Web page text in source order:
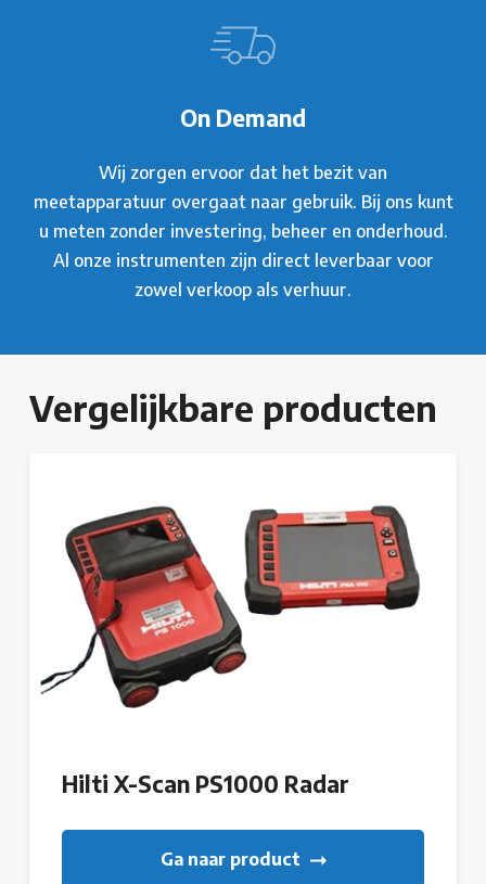
On Demand
Wij zorgen ervoor dat het bezit van
meetapparatuur overgaat naar gebruik. Bij ons kunt
u meten zonder investering, beheer en onderhoud.
Al onze instrumenten zijn direct leverbaar voor
zowel verkoop als verhuur.
Vergelijkbare producten
Hilti X-Scan PS1000 Radar
Ga naar product